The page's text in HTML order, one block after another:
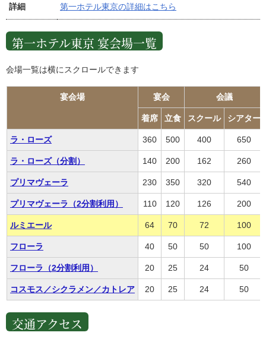
詳細 第一ホテル東京の詳細はこちら
第一ホテル東京 宴会場一覧
会場一覧は横にスクロールできます
宴会場 宴会 会議
着席 立食 スクール シアター
ラ・ローズ 360 500 400 650
ラ・ローズ（分割） 140 200 162 260
プリマヴェーラ 230 350 320 540
プリマヴェーラ（2分割利用） 110 120 126 200
ルミエール 64 70 72 100
フローラ 40 50 50 100
フローラ（2分割利用） 20 25 24 50
コスモス／シクラメン／カトレア 20 25 24 50
交通アクセス